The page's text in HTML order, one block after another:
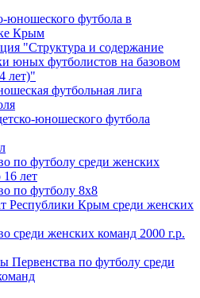
юношеского футбола в
Крым
"Структура и содержание
юных футболистов на базовом
лет)"
футбольная лига
юношеского футбола
по футболу среди женских
лет
по футболу 8х8
Республики Крым среди женских
среди женских команд 2000 г.р.
Первенства по футболу среди